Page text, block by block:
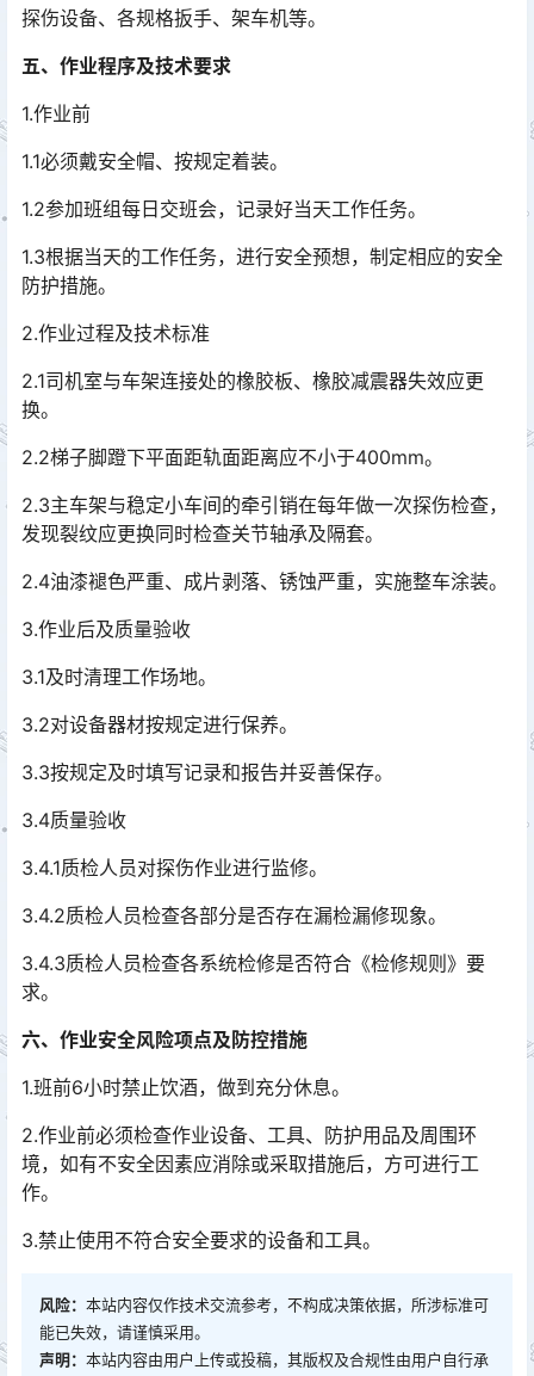
探伤设备、各规格扳手、架车机等。
五、作业程序及技术要求
1.作业前
1.1必须戴安全帽、按规定着装。
1.2参加班组每日交班会，记录好当天工作任务。
1.3根据当天的工作任务，进行安全预想，制定相应的安全
防护措施。
2.作业过程及技术标准
2.1司机室与车架连接处的橡胶板、橡胶减震器失效应更
换。
2.2梯子脚蹬下平面距轨面距离应不小于400mm。
2.3主车架与稳定小车间的牵引销在每年做一次探伤检查，
发现裂纹应更换同时检查关节轴承及隔套。
2.4油漆褪色严重、成片剥落、锈蚀严重，实施整车涂装。
3.作业后及质量验收
3.1及时清理工作场地。
3.2对设备器材按规定进行保养。
3.3按规定及时填写记录和报告并妥善保存。
3.4质量验收
3.4.1质检人员对探伤作业进行监修。
3.4.2质检人员检查各部分是否存在漏检漏修现象。
3.4.3质检人员检查各系统检修是否符合《检修规则》要
求。
六、作业安全风险项点及防控措施
1.班前6小时禁止饮酒，做到充分休息。
2.作业前必须检查作业设备、工具、防护用品及周围环
境，如有不安全因素应消除或采取措施后，方可进行工
作。
3.禁止使用不符合安全要求的设备和工具。
风险： 本站内容仅作技术交流参考，不构成决策依据，所涉标准可
能已失效，请谨慎采用。
声明： 本站内容由用户上传或投稿，其版权及合规性由用户自行承